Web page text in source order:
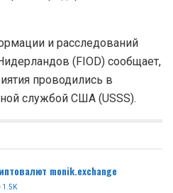
и расследований
(FIOD) сообщает,
проводились в
службой США (USSS).
monik.exchange
1.5K